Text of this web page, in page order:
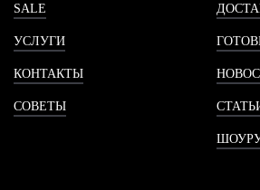
SALE
УСЛУГИ
КОНТАКТЫ
СОВЕТЫ